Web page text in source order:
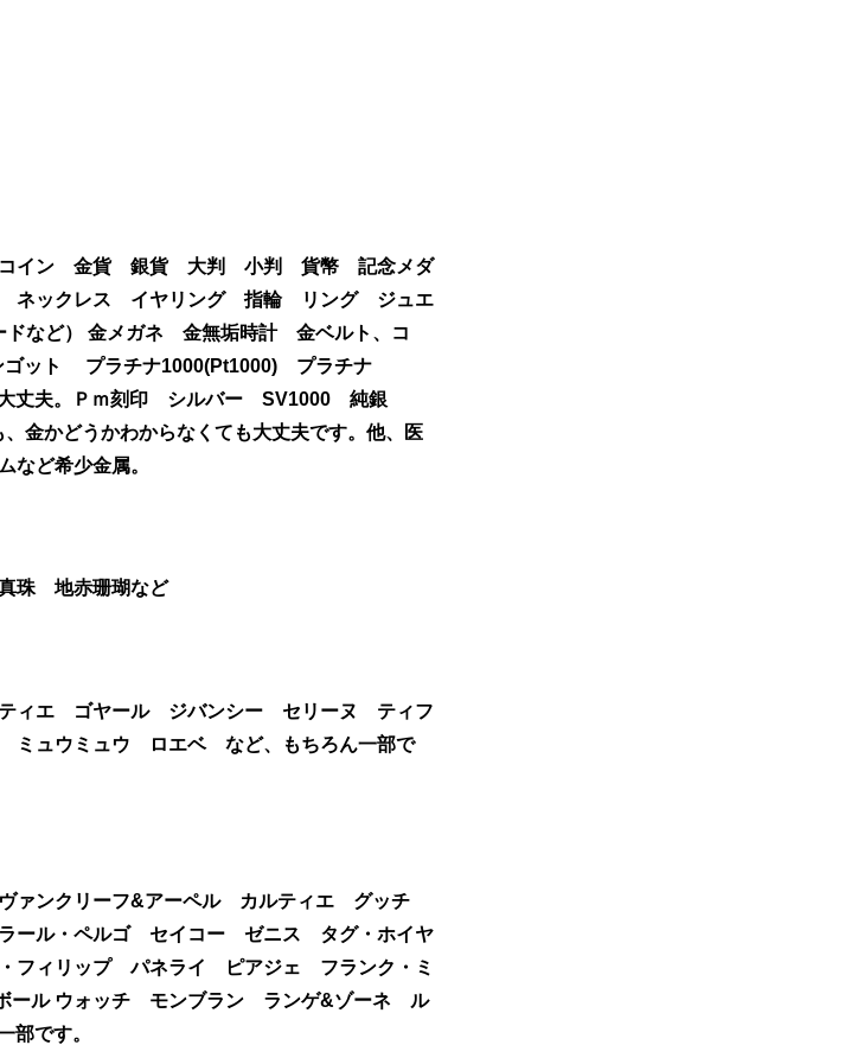
コイン 金貨 銀貨 大判 小判 貨幣 記念メダ
ネックレス イヤリング 指輪 リング ジュエ
など） 金メガネ 金無垢時計 金ベルト、コ
ト プラチナ1000(Pt1000) プラチナ
丈夫。Ｐｍ刻印 シルバー SV1000 純銀
かどうかわからなくても大丈夫です。他、医
ど希少金属。
珠 地赤珊瑚など
ィエ ゴヤール ジバンシー セリーヌ ティフ
ュウミュウ ロエベ など、もちろん一部で
ァンクリーフ&アーペル カルティエ グッチ
ル・ペルゴ セイコー ゼニス タグ・ホイヤ
フィリップ パネライ ピアジェ フランク・ミ
ル ウォッチ モンブラン ランゲ&ゾーネ ル
です。